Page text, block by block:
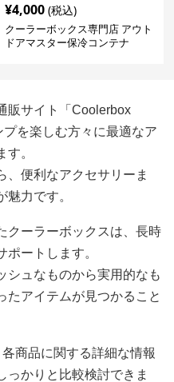
¥4,000 (税込)
クーラーボックス専門店 アウト
ドアマスター保冷コンテナ
販サイト「Coolerbox
を楽しむ方々に最適なア
。
、便利なアクセサリーま
力です。
クーラーボックスは、長時
ートします。
シュなものから実用的なも
たアイテムが見つかること
商品に関する詳細な情報
っかりと比較検討できま